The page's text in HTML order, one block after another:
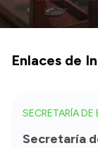
Enlaces de
Secretaría
SECRETARÍA DE